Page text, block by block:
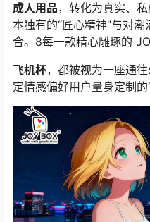
成人用品，转化为真实、
本独有的“匠心精神”与对
合。8每一款精心雕琢的
飞机杯，都被视为一座通
定情感偏好用户量身定制的